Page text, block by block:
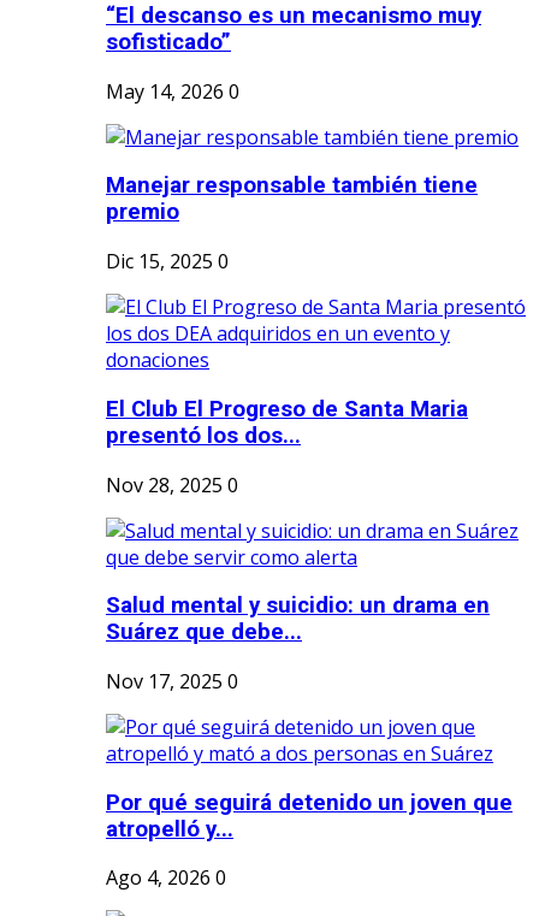
“El descanso es un mecanismo muy
sofisticado”
May 14, 2026 0
Manejar responsable también tiene
premio
Dic 15, 2025 0
El Club El Progreso de Santa Maria
presentó los dos...
Nov 28, 2025 0
Salud mental y suicidio: un drama en
Suárez que debe...
Nov 17, 2025 0
Por qué seguirá detenido un joven que
atropelló y...
Ago 4, 2026 0